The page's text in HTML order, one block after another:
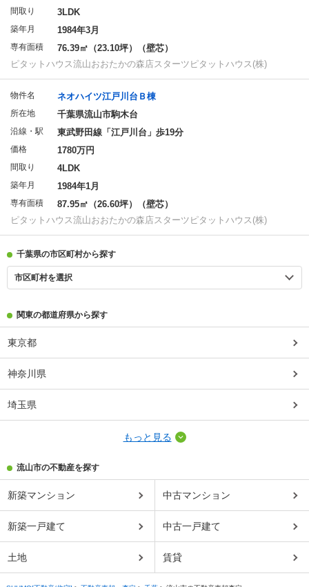
間取り 3LDK
築年月 1984年3月
専有面積
76.39㎡（23.10坪）（壁芯）
ピタットハウス流山おおたかの森店スターツピタットハウス(株)
物件名 ネオハイツ江戸川台Ｂ棟
所在地 千葉県流山市駒木台
沿線・駅 東武野田線「江戸川台」歩19分
価格 1780万円
間取り 4LDK
築年月 1984年1月
専有面積
87.95㎡（26.60坪）（壁芯）
ピタットハウス流山おおたかの森店スターツピタットハウス(株)
千葉県の市区町村から探す
市区町村を選択
関東の都道府県から探す
東京都
神奈川県
埼玉県
もっと見る
流山市の不動産を探す
新築マンション 中古マンション
新築一戸建て 中古一戸建て
土地 賃貸